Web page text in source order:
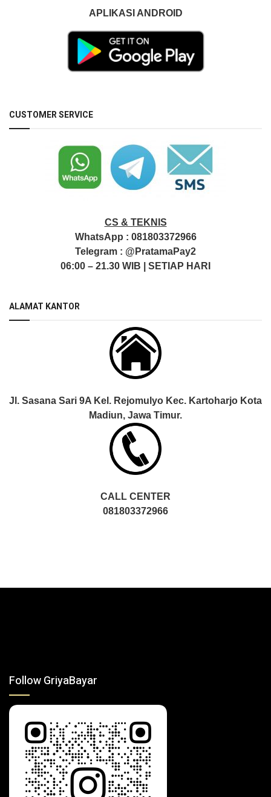
APLIKASI ANDROID
CUSTOMER SERVICE
CS & TEKNIS
WhatsApp : 081803372966
Telegram : @PratamaPay2
06:00 – 21.30 WIB | SETIAP HARI
ALAMAT KANTOR
Jl. Sasana Sari 9A Kel. Rejomulyo Kec. Kartoharjo Kota
Madiun, Jawa Timur.
CALL CENTER
081803372966
Follow GriyaBayar